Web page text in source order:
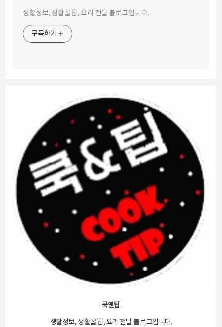
생활정보, 생활꿀팁, 요리 전달 블로그입니다.
구독하기
쿡앤팁
생활정보, 생활꿀팁, 요리 전달 블로그입니다.